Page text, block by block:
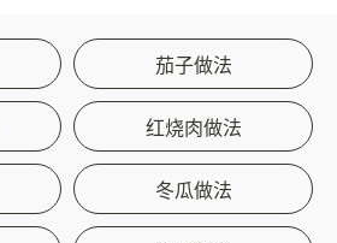
茄子做法
红烧肉做法
冬瓜做法